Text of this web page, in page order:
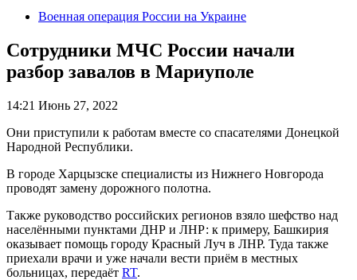
Военная операция России на Украине
Сотрудники МЧС России начали
разбор завалов в Мариуполе
14:21 Июнь 27, 2022
Они приступили к работам вместе со спасателями Донецкой
Народной Республики.
В городе Харцызске специалисты из Нижнего Новгорода
проводят замену дорожного полотна.
Также руководство российских регионов взяло шефство над
населёнными пунктами ДНР и ЛНР: к примеру, Башкирия
оказывает помощь городу Красный Луч в ЛНР. Туда также
приехали врачи и уже начали вести приём в местных
больницах, передаёт RT.